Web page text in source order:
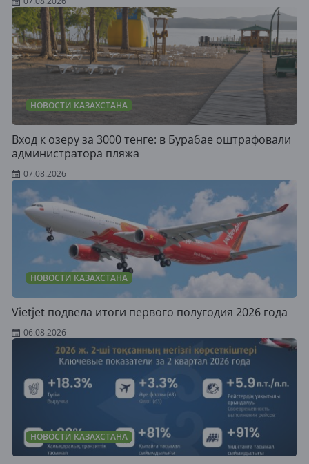
НОВОСТИ КАЗАХСТАНА
Вход к озеру за 3000 тенге: в Бурабае оштрафовали
администратора пляжа
07.08.2026
НОВОСТИ КАЗАХСТАНА
Vietjet подвела итоги первого полугодия 2026 года
06.08.2026
НОВОСТИ КАЗАХСТАНА